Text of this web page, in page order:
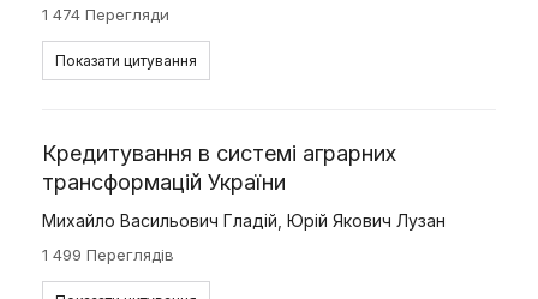
1 474 Перегляди
Показати цитування
Кредитування в системі аграрних
трансформацій України
Михайло Васильович Гладій Юрій Якович Лузан
1 499 Переглядів